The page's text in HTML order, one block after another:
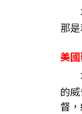
那
美
的
督